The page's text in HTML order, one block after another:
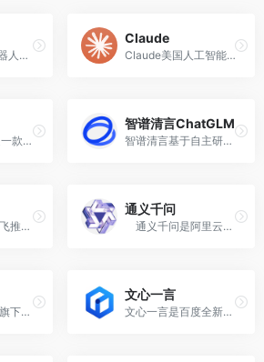
Poe提供聊天机器人聚合服务，用户提出问题可从多个基于大型语言模型构建的AI中获得答案
Claude
Claude美国人工智能初创公司Anthropic 发布的大型语言模型家族，拥有高级推理、视觉分析、代码生成、多语言处理、多模态等能力
天工Skywork是一款具备超强DeepResearch能力的全新AI Office智能体，通过3个专家agent和1个通用agent，让AI深度研究，一键生成AI文档、AI PPT、AI表格，高效应对各类办公、学习场景
智谱清言ChatGLM
智谱清言基于自主研发的中英双语对话模型ChatGLM2打造，经过万亿字符的文本与代码预训练，支持多轮对话，具备内容创作、信息归纳总结等能力
讯飞星火科大讯飞推出的新一代认知智能大模型，拥有跨领域的知识和语言理解能力，能够基于自然对话方式理解与执行任务
通义千问
通义千问是阿里云推出的一个超大规模的语言模型，功能包括多轮对话、文案创作、逻辑推理、多模态理解、多语言支持。
豆包是字节跳动旗下AI 聊天智能对话问答助手，写作文案翻译编程全能工具。豆包为你答疑解惑，提供灵感，辅助创作。
文心一言
文心一言是百度全新一代知识增强大语言模型，文心大模型家族的新成员，能够与人对话互动，回答问题，协助创作，高效便捷地帮助人们获取信息、知识和灵感。